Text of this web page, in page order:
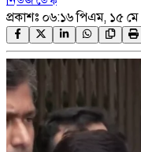
প্রকাশঃ ০৬:১৬ পিএম, ১৫